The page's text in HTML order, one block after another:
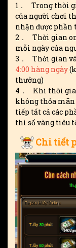
1． Trong thời
của người chơi
nhận được phần
2． Thời gian
mỗi ngày của
3． Thời gian
4:00 hàng ngày
thưởng)
4． Khi thời
không thỏa mãn
tiếp tất cả các
thì số vàng tiêu
Chi tiết